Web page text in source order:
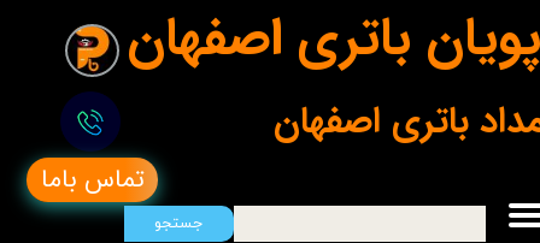
پویان باتری اصفهان
تماس باما
جستجو
باتری اصفهان